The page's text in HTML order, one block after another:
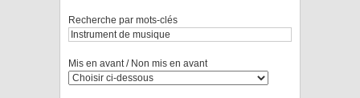
Recherche par mots-clés
Mis en avant / Non mis en avant